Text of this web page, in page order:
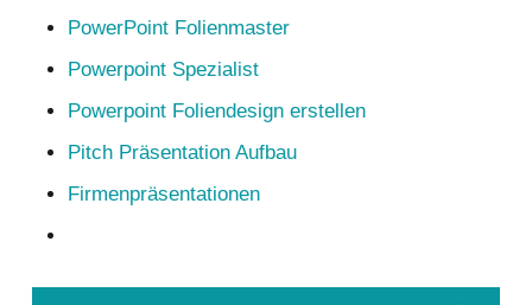
PowerPoint Folienmaster
Powerpoint Spezialist
Powerpoint Foliendesign erstellen
Pitch Präsentation Aufbau
Firmenpräsentationen